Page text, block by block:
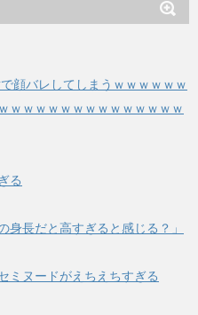
顔バレしてしまうｗｗｗｗｗｗ
ｗｗｗｗｗｗｗｗｗｗｗｗｗｗ
る
身長だと高すぎると感じる？」
ミヌードがえちえちすぎる